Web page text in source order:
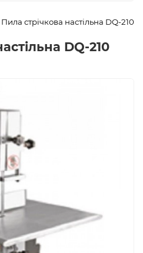
Пила стрічкова настільна DQ-210
DQ-210